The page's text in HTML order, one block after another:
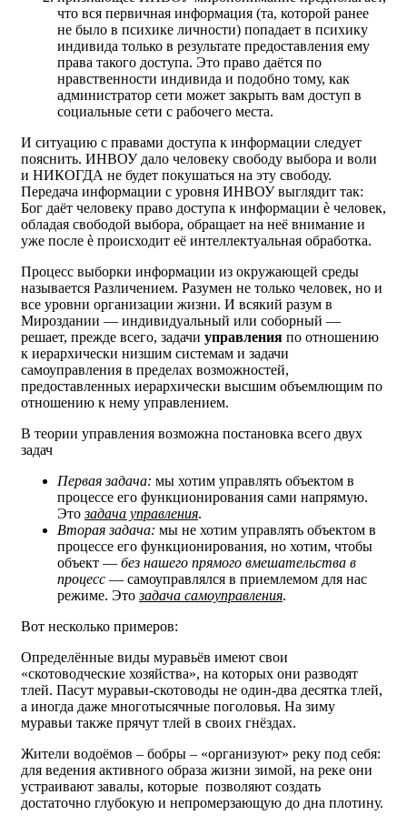
что вся первичная информация (та, которой ранее
не было в психике личности) попадает в психику
индивида только в результате предоставления ему
права такого доступа. Это право даётся по
нравственности индивида и подобно тому, как
администратор сети может закрыть вам доступ в
социальные сети с рабочего места.
И ситуацию с правами доступа к информации следует
пояснить. ИНВОУ дало человеку свободу выбора и воли
и НИКОГДА не будет покушаться на эту свободу.
Передача информации с уровня ИНВОУ выглядит так:
Бог даёт человеку право доступа к информации è человек,
обладая свободой выбора, обращает на неё внимание и
уже после è происходит её интеллектуальная обработка.
Процесс выборки информации из окружающей среды
называется Различением. Разумен не только человек, но и
все уровни организации жизни. И всякий разум в
Мироздании — индивидуальный или соборный —
решает, прежде всего, задачи управления по отношению
к иерархически низшим системам и задачи
самоуправления в пределах возможностей,
предоставленных иерархически высшим объемлющим по
отношению к нему управлением.
В теории управления возможна постановка всего двух
задач
Первая задача: мы хотим управлять объектом в
процессе его функционирования сами напрямую.
Этозадача управления.
Вторая задача: мы не хотим управлять объектом в
процессе его функционирования, но хотим, чтобы
объект — без нашего прямого вмешательства в
процесс — самоуправлялся в приемлемом для нас
режиме. Этозадача самоуправления.
Вот несколько примеров:
Определённые виды муравьёв имеют свои
«скотоводческие хозяйства», на которых они разводят
тлей. Пасут муравьи-скотоводы не один-два десятка тлей,
а иногда даже многотысячные поголовья. На зиму
муравьи также прячут тлей в своих гнёздах.
Жители водоёмов – бобры – «организуют» реку под себя:
для ведения активного образа жизни зимой, на реке они
устраивают завалы, которые позволяют создать
достаточно глубокую и непромерзающую до дна плотину.